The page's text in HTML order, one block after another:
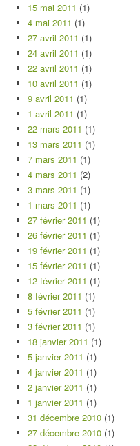
15 mai 2011 (1)
4 mai 2011 (1)
27 avril 2011 (1)
24 avril 2011 (1)
22 avril 2011 (1)
10 avril 2011 (1)
9 avril 2011 (1)
1 avril 2011 (1)
22 mars 2011 (1)
13 mars 2011 (1)
7 mars 2011 (1)
4 mars 2011 (2)
3 mars 2011 (1)
1 mars 2011 (1)
27 février 2011 (1)
26 février 2011 (1)
19 février 2011 (1)
15 février 2011 (1)
12 février 2011 (1)
8 février 2011 (1)
5 février 2011 (1)
3 février 2011 (1)
18 janvier 2011 (1)
5 janvier 2011 (1)
4 janvier 2011 (1)
2 janvier 2011 (1)
1 janvier 2011 (1)
31 décembre 2010 (1)
27 décembre 2010 (1)